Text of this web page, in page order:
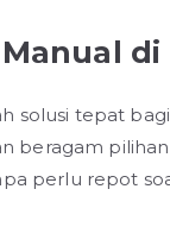
solusi tepat
beragam
perlu repot